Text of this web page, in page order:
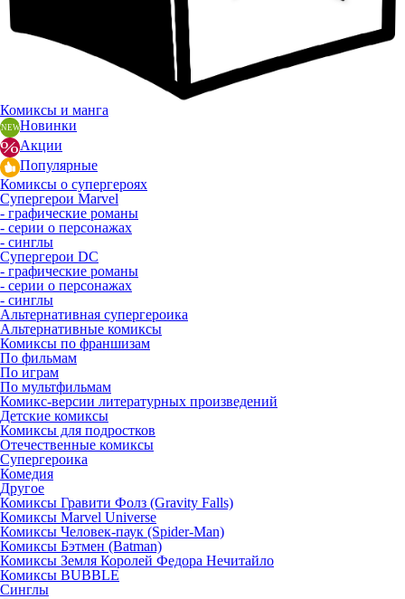
Комиксы и манга
Новинки
Акции
Популярные
Комиксы о супергероях
Супергерои Marvel
- графические романы
- серии о персонажах
- синглы
Супергерои DC
- графические романы
- серии о персонажах
- синглы
Альтернативная супергероика
Альтернативные комиксы
Комиксы по франшизам
По фильмам
По играм
По мультфильмам
Комикс-версии литературных произведений
Детские комиксы
Комиксы для подростков
Отечественные комиксы
Супергероика
Комедия
Другое
Комиксы Гравити Фолз (Gravity Falls)
Комиксы Marvel Universe
Комиксы Человек-паук (Spider-Man)
Комиксы Бэтмен (Batman)
Комиксы Земля Королей Федора Нечитайло
Комиксы BUBBLE
Синглы